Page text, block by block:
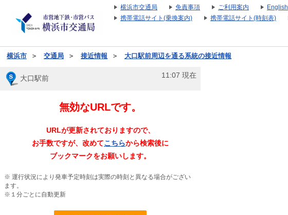
横浜市交通局 免責事項 ご利用案内 English
携帯電話サイト(乗換案内)
携帯電話サイト(時刻表)
横浜市 ＞ 交通局 ＞ 接近情報 ＞ 大口駅前周辺を通る系統の接近情報
大口駅前 11:07 現在
無効なURLです。
URLが更新されておりますので、
お手数ですが、改めてこちらから検索後に
ブックマークをお願いします。
※ 運行状況により発車予定時刻は実際の時刻と異なる場合がござい
ます。
※１分ごとに自動更新